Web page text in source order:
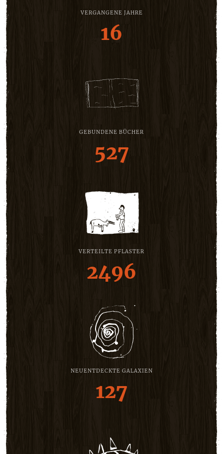
VERGANGENE JAHRE
16
GEBUNDENE BÜCHER
527
VERTEILTE PFLASTER
2496
NEUENTDECKTE GALAXIEN
127